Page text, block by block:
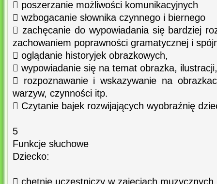
 poszerzanie możliwości komunikacyjnych
 wzbogacanie słownika czynnego i biernego
 zachęcanie do wypowiadania się bardziej
zachowaniem poprawności gramatycznej i
 oglądanie historyjek obrazkowych,
 wypowiadanie się na temat obrazka, ilustracji,
 rozpoznawanie i wskazywanie na
warzyw, czynności itp.
 Czytanie bajek rozwijających wyobraźnię
5
Funkcje słuchowe
Dziecko:
 chętnie uczestniczy w zajęciach muzycznych,